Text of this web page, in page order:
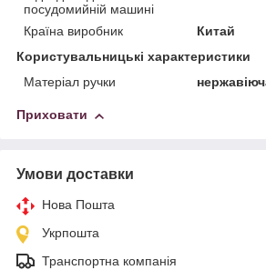
посудомийній машині
Країна виробник
Китай
Користувальницькі характеристики
Матеріал ручки
Приховати
Умови доставки
Нова Пошта
Укрпошта
Транспортна компанія